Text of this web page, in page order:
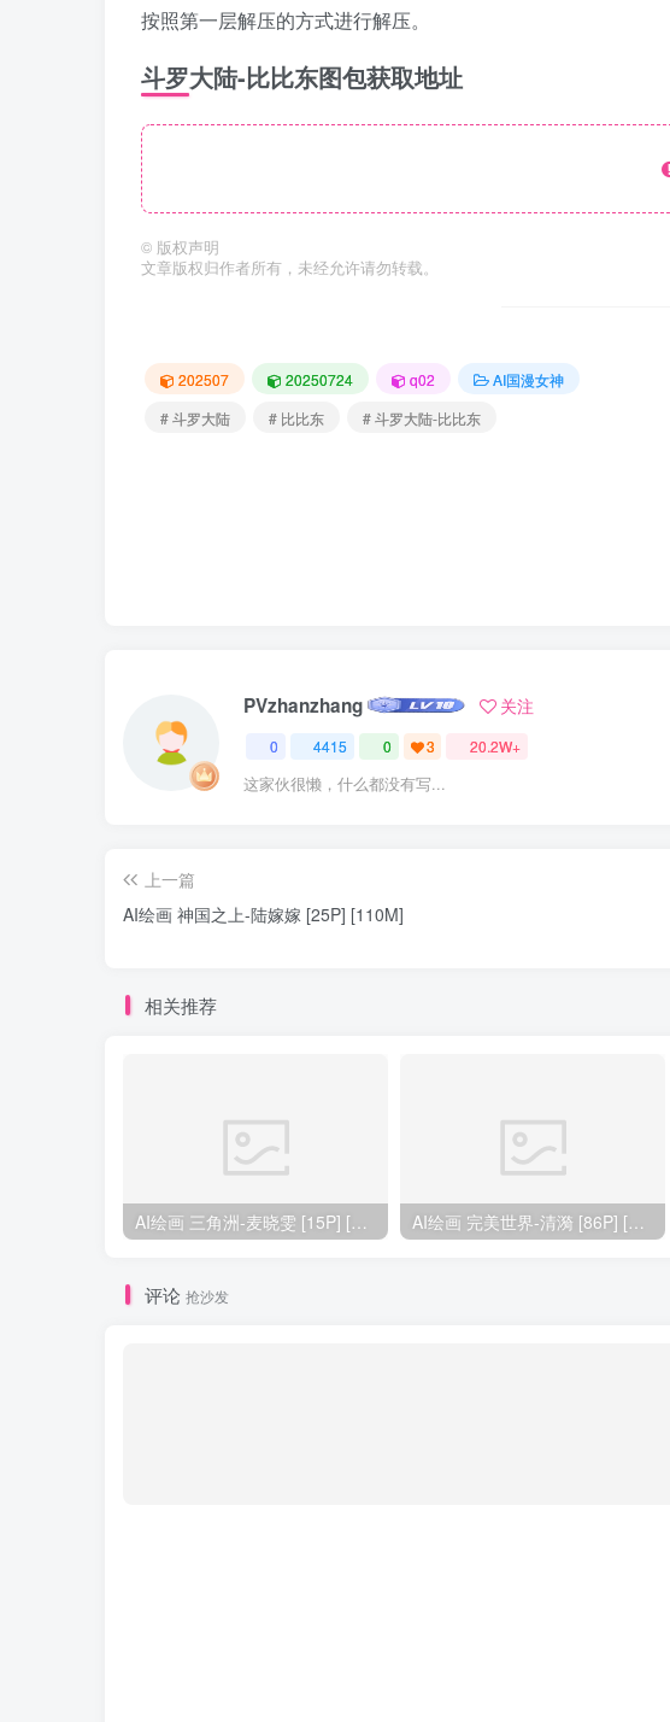
按照第一层解压的方式进行解压。
斗罗大陆-比比东图包获取地址
© 版权声明
文章版权归作者所有，未经允许请勿转载。
202507 20250724 q02
AI国漫女神
# 斗罗大陆
# 比比东 # 斗罗大陆-比比东
PVzhanzhang 关注
0 4415 0 3 20.2W+
这家伙很懒，什么都没有写...
上一篇
AI绘画 神国之上-陆嫁嫁 [25P] [110M]
相关推荐
AI绘画 三角洲-麦晓雯 [15P] [57M] AI绘画 完美世界-清漪 [86P] [1173M]
评论 抢沙发